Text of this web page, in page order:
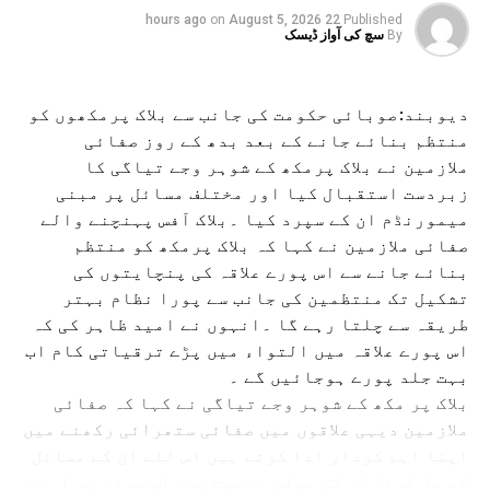
گی۔
پروفیسر قدسیہ تحسین نے اس موقع پر اظہار امید کرتے
اسکولوں کے اردو اساتذہ کے لیے منعقدہ اس ریفریشر کورس
سے ایک مثبت نتیجہ برآمد ہوگا اور اردو جیسی بڑی زبان کے
اسباق کی تدریس کے لیے ہمارے اساتذہ ازسرنو تازہ دم ہوں
گے۔
پروفیسر زبیر شاداب خان نے اپنے تعارفی کلمات
میں ہفت روزہ ریفریشر کورس کے انعقاد کے لیے
وائس چانسلر پروفیسر نعیمہ خاتون کا شکریہ ادا
کرتے ہوئے کہا کہ ان کی خصوصی دلچسپی کے سبب ہی
ہم اردو اکادمی کی اصل کارکردگی کو عملی جامہ
پہنانے کی سمت میں آگے بڑھ رہے ہیں۔
انہوں نے یہ بھی کہا کہ اردو اساتذہ کے لیے موثر
تدریسی طریقہ تعلیم اور نصابات تعلیم کو بہتر
سے بہتر بنانے کے لیے آف لائن کے ساتھ ساتھ آن لائن
Published
22 hours ago
on August 5, 2026
By سچ کی آواز ڈیسک
دیوبند:صوبائی حکومت کی جانب سے بلاک پرمکھوں کو
منتظم بنائے جانے کے بعد بدھ کے روز صفائی
ملازمین نے بلاک پرمکھ کے شوہر وجے تیاگی کا
زبردست استقبال کیا اور مختلف مسائل پر مبنی
میمورنڈم ان کے سپرد کیا ۔بلاک آفس پہنچنے والے
صفائی ملازمین نے کہا کہ بلاک پرمکھ کو منتظم
بنائے جانے سے اس پورے علاقہ کی پنچایتوں کی
تشکیل تک منتظمین کی جانب سے پورا نظام بہتر
طریقہ سے چلتا رہے گا ۔انہوں نے امید ظاہر کی کہ
اس پورے علاقہ میں التواء میں پڑے ترقیاتی کام اب
بہت جلد پورے ہوجائیں گے ۔
بلاک پر مکھ کے شوہر وجے تیاگی نے کہا کہ صفائی
ملازمین دیہی علاقوں میں صفائی ستھرائی رکھنے میں